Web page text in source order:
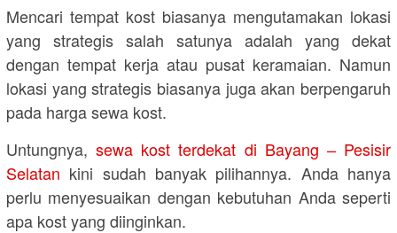
Mencari tempat kost biasanya mengutamakan lokasi
yang strategis salah satunya adalah yang dekat
dengan tempat kerja atau pusat keramaian. Namun
lokasi yang strategis biasanya juga akan berpengaruh
pada harga sewa kost.
Untungnya,sewa kost terdekat di Bayang – Pesisir
Selatan kini sudah banyak pilihannya. Anda hanya
perlu menyesuaikan dengan kebutuhan Anda seperti
apa kost yang diinginkan.